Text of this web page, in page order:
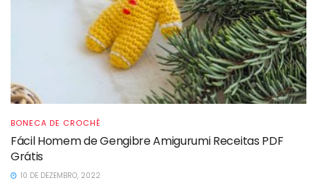
BONECA DE CROCHÊ
Fácil Homem de Gengibre Amigurumi Receitas PDF
Grátis
10 DE DEZEMBRO, 2022